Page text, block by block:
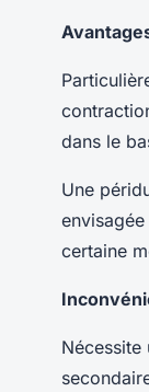
dans le
Une
certaine